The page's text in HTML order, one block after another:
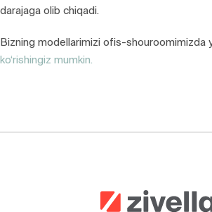
darajaga olib chiqadi.
Bizning modellarimizi ofis-shouroomimizda
ko‘rishingiz mumkin.